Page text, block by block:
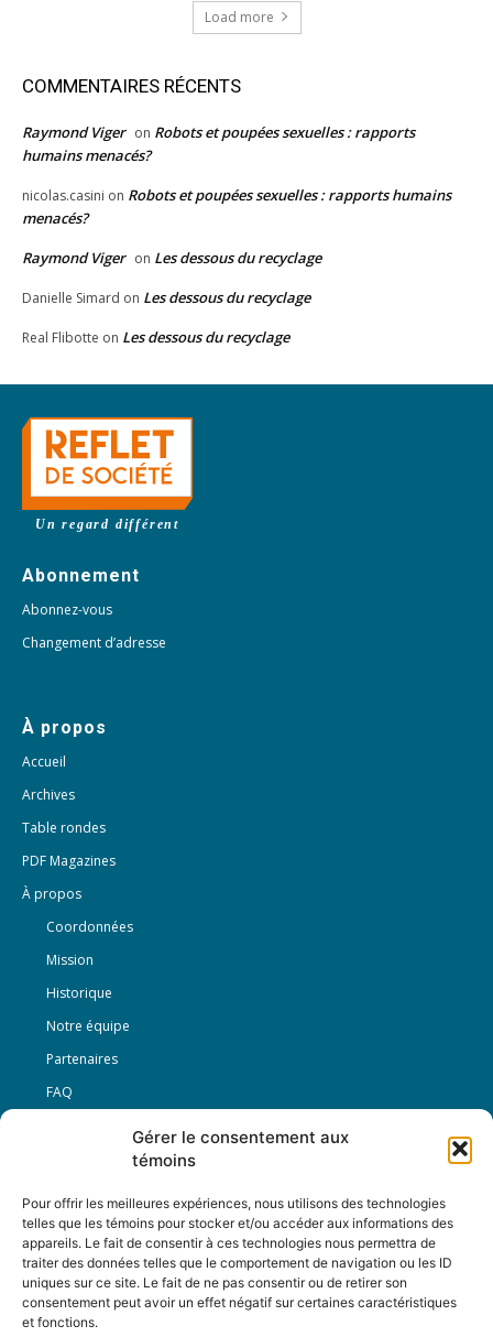
Gérer le consentement aux
témoins
Pour offrir les meilleures expériences, nous utilisons des technologies
telles que les témoins pour stocker et/ou accéder aux informations des
appareils. Le fait de consentir à ces technologies nous permettra de
traiter des données telles que le comportement de navigation ou les ID
uniques sur ce site. Le fait de ne pas consentir ou de retirer son
consentement peut avoir un effet négatif sur certaines caractéristiques
et fonctions.
Load more
COMMENTAIRES RÉCENTS
Raymond Viger on Robots et poupées sexuelles : rapports
humains menacés?
nicolas.casini on Robots et poupées sexuelles : rapports humains
menacés?
Raymond Viger on Les dessous du recyclage
Danielle Simard on Les dessous du recyclage
Real Flibotte on Les dessous du recyclage
Un regard différent
Abonnement
Abonnez-vous
Changement d’adresse
À propos
Accueil
Archives
Table rondes
PDF Magazines
À propos
Coordonnées
Mission
Historique
Notre équipe
Partenaires
FAQ
Conditions générales
Nous Suivre